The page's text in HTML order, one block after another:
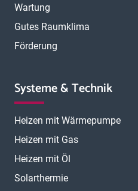
Wartung
Gutes Raumklima
Förderung
Systeme & Technik
Heizen mit Wärmepumpe
Heizen mit Gas
Heizen mit Öl
Solarthermie